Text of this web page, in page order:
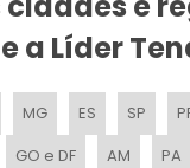
PARA EVENTOS
TIPO CIRCO
a Líder
MG ES SP
GO e DF AM PA